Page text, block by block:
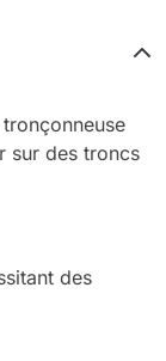
tronçonneuse
sur des troncs
des